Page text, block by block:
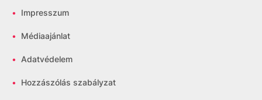
• Impresszum
• Médiaajánlat
• Adatvédelem
• Hozzászólás szabályzat